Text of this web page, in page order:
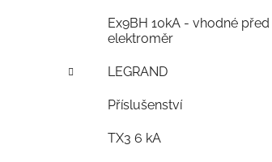
Ex9BH 10kA - vhodné před
elektroměr
LEGRAND
Příslušenství
TX3 6 kA